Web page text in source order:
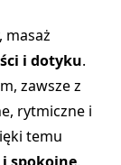
masaż
i dotyku.
zawsze z
rytmiczne i
temu